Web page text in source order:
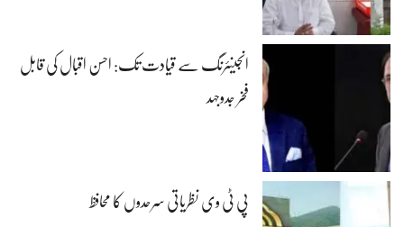
انجینئرنگ سے قیادت تک: احسن اقبال کی قابل
فخر جدوجہد
پی ٹی وی نظریاتی سرحدوں کا محافظ